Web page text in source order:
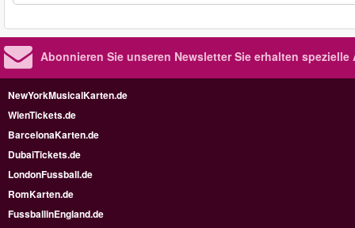
Abonnieren Sie unseren NewsletterSie erhalten spezielle
NewYorkMusicalKarten.de
WienTickets.de
BarcelonaKarten.de
DubaiTickets.de
LondonFussball.de
RomKarten.de
FussballinEngland.de